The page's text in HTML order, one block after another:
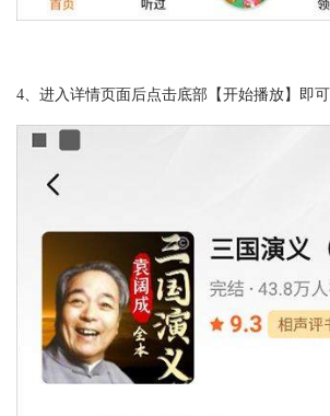
4、进入详情页面后点击底部【开始播放】即可